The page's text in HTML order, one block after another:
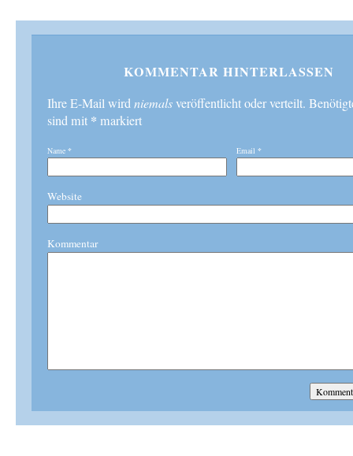
KOMMENTAR HINTERLASSEN
Ihre E-Mail wirdniemalsveröffentlicht oder verteilt.
sind mit * markiert
Name * Email *
Website
Kommentar